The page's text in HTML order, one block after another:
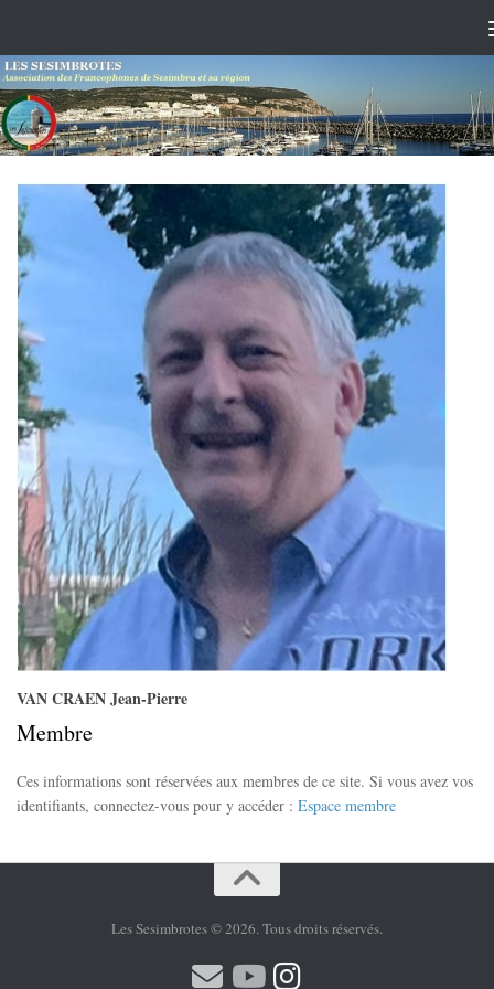
VAN CRAEN Jean-Pierre
Membre
Ces informations sont réservées aux membres de ce site. Si vous avez vos
identifiants, connectez-vous pour y accéder : Espace membre
Les Sesimbrotes © 2026. Tous droits réservés.